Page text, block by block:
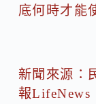
底何時才能
新聞來源：
報LifeNews